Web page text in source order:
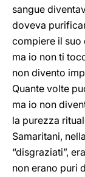
sangue
doveva
compiere il suo
ma io non ti
non divento
Quante volte
ma io non
la purezza
Samaritani,
“disgraziati”,
non erano puri